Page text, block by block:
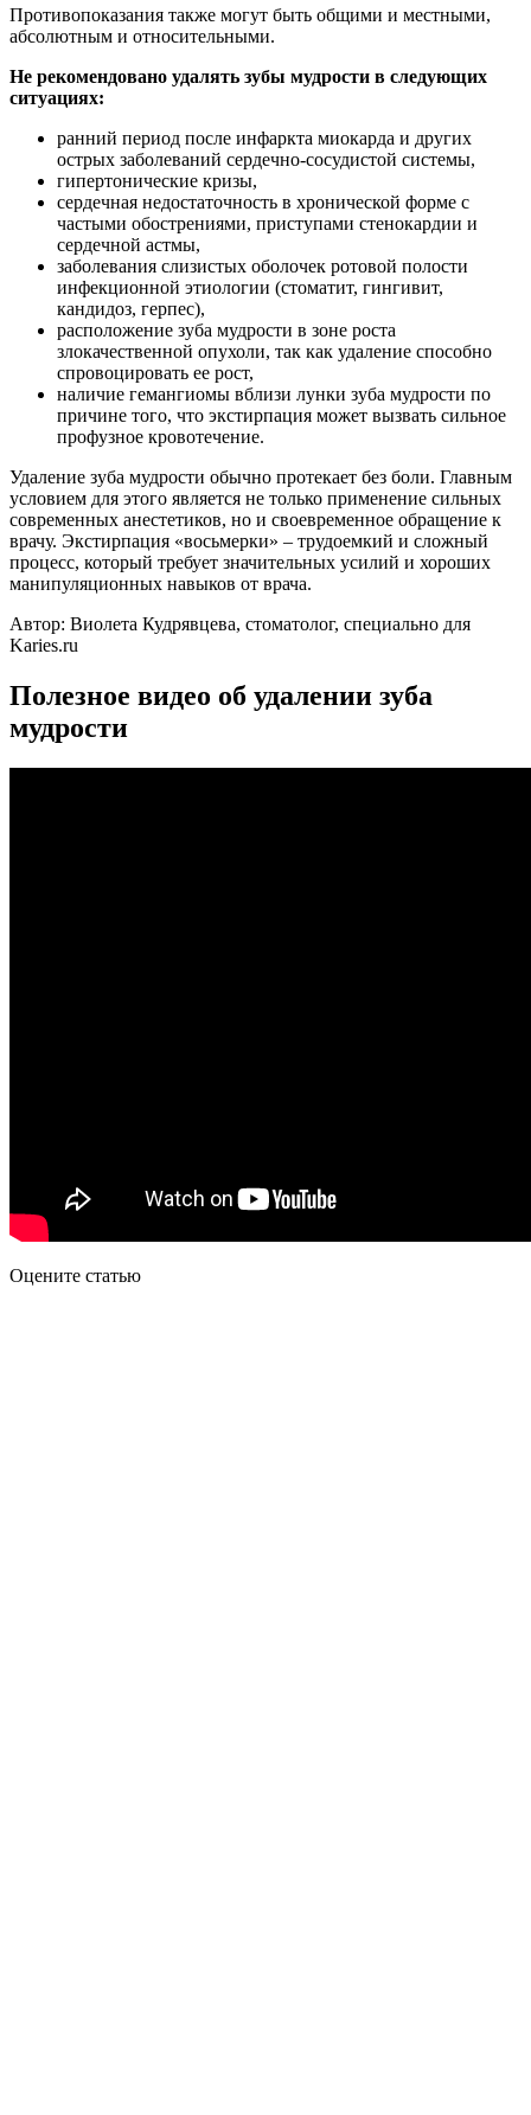
Противопоказания также могут быть общими и местными,
абсолютным и относительными.
Не рекомендовано удалять зубы мудрости в следующих
ситуациях:
ранний период после инфаркта миокарда и других
острых заболеваний сердечно-сосудистой системы,
гипертонические кризы,
сердечная недостаточность в хронической форме с
частыми обострениями, приступами стенокардии и
сердечной астмы,
заболевания слизистых оболочек ротовой полости
инфекционной этиологии (стоматит, гингивит,
кандидоз, герпес),
расположение зуба мудрости в зоне роста
злокачественной опухоли, так как удаление способно
спровоцировать ее рост,
наличие гемангиомы вблизи лунки зуба мудрости по
причине того, что экстирпация может вызвать сильное
профузное кровотечение.
Удаление зуба мудрости обычно протекает без боли. Главным
условием для этого является не только применение сильных
современных анестетиков, но и своевременное обращение к
врачу. Экстирпация «восьмерки» – трудоемкий и сложный
процесс, который требует значительных усилий и хороших
манипуляционных навыков от врача.
Автор: Виолета Кудрявцева, стоматолог, специально для
Karies.ru
Полезное видео об удалении зуба
мудрости
Оцените статью